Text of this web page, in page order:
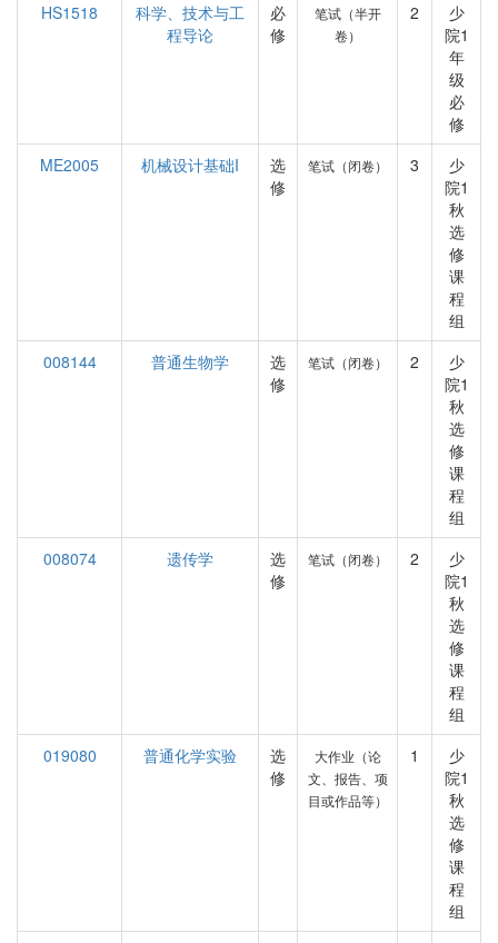
HS1518
科学、技术与工
程导论
必
修
笔试（半开
卷）
2
少
院1
年
级
必
修
ME2005
机械设计基础I
选
修
笔试（闭卷） 3
少
院1
秋
选
修
课
程
组
008144
普通生物学
选
修
笔试（闭卷） 2
少
院1
秋
选
修
课
程
组
008074
遗传学
选
修
笔试（闭卷） 2
少
院1
秋
选
修
课
程
组
019080
普通化学实验
选
修
大作业（论
文、报告、项
目或作品等）
1
少
院1
秋
选
修
课
程
组